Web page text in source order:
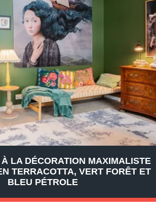
LA DÉCORATION MAXIMALISTE
TERRACOTTA, VERT FORÊT ET
BLEU PÉTROLE